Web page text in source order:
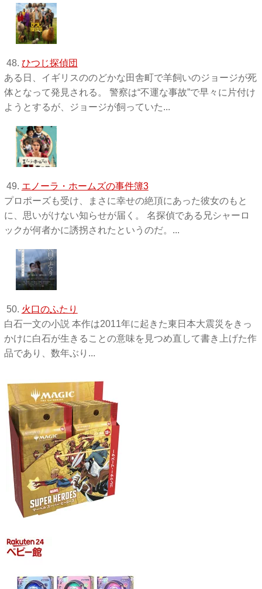
48. ひつじ探偵団
ある日、イギリスののどかな田舎町で羊飼いのジョージが死
体となって発見される。 警察は“不運な事故”で早々に片付け
ようとするが、ジョージが飼っていた...
49. エノーラ・ホームズの事件簿3
プロポーズも受け、まさに幸せの絶頂にあった彼女のもと
に、思いがけない知らせが届く。 名探偵である兄シャーロ
ックが何者かに誘拐されたというのだ。...
50. 火口のふたり
白石一文の小説 本作は2011年に起きた東日本大震災をきっ
かけに白石が生きることの意味を見つめ直して書き上げた作
品であり、数年ぶり...